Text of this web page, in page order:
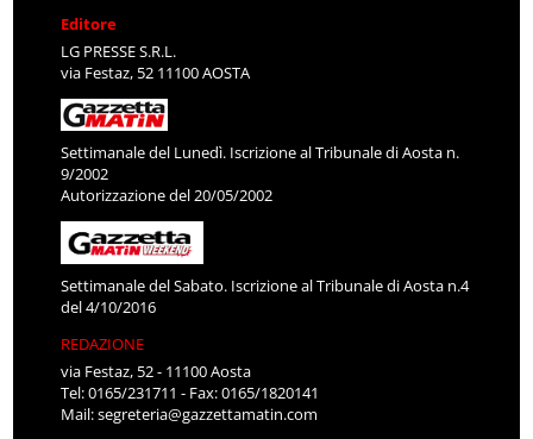
Editore
LG PRESSE S.R.L.
via Festaz, 52 11100 AOSTA
Settimanale del Lunedì. Iscrizione al Tribunale di Aosta n.
9/2002
Autorizzazione del 20/05/2002
Settimanale del Sabato. Iscrizione al Tribunale di Aosta n.4
del 4/10/2016
REDAZIONE
via Festaz, 52 - 11100 Aosta
Tel: 0165/231711 - Fax: 0165/1820141
Mail:segreteria@gazzettamatin.com